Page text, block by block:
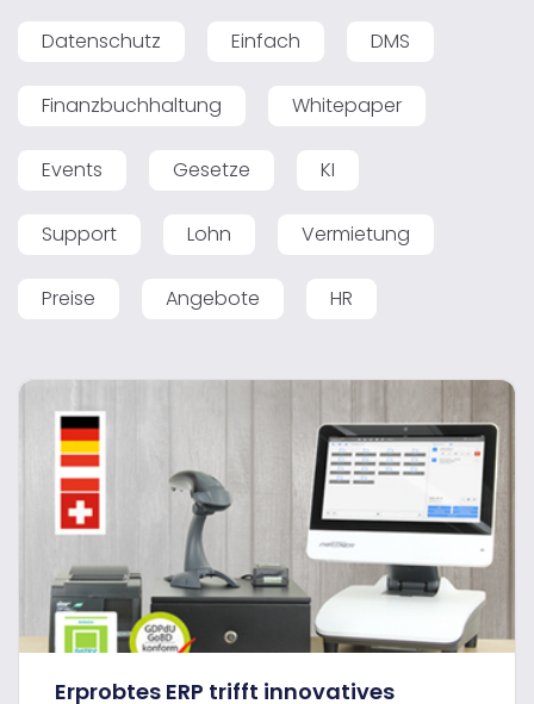
Datenschutz Einfach DMS
Finanzbuchhaltung Whitepaper
Events Gesetze KI
Support Lohn Vermietung
Preise Angebote HR
Erprobtes ERP trifft innovatives